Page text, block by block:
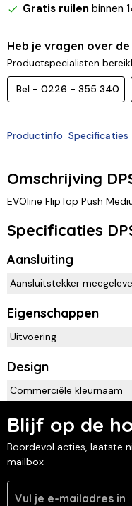
Gratis ruilen binnen
Heb je vragen over de
Productspecialisten
Bel - 0226 - 355 340
Productinfo Specificaties
Omschrijving
EVOline FlipTop Push
Specificaties
Aansluiting
Aansluitstekker
Eigenschappen
Uitvoering
Design
Commerciële kleurnaam
Blijf op de
Boordevol acties, laatste
mailbox